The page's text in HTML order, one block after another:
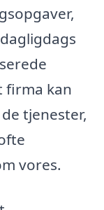
firma kan
tjenester,
vores.